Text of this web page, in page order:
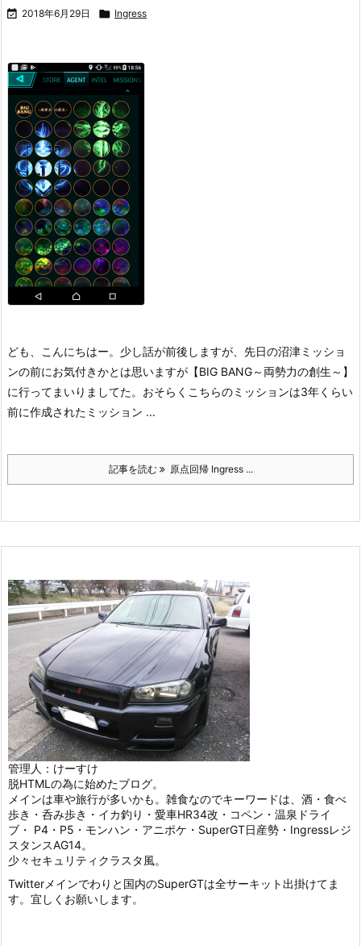
 2018年6月29日  Ingress
ども、こんにちはー。 少し話が前後しますが、先日の沼津ミッショ
ンの前にお気付きかとは思いますが【BIG BANG～両勢力の創生～】
に行ってまいりましてた。 おそらくこちらのミッションは3年くらい
前に作成されたミッション ...
記事を読む 原点回帰 Ingress ...
管理人：けーすけ
脱HTMLの為に始めたブログ。
メインは車や旅行が多いかも。雑食なのでキーワードは、酒・食べ
歩き・呑み歩き・イカ釣り・愛車HR34改・コペン・温泉ドライ
ブ・ P4・P5・モンハン・アニポケ・SuperGT日産勢・Ingressレジ
スタンスAG14。
少々セキュリティクラスタ風。
Twitterメインでわりと国内のSuperGTは全サーキット出掛けてま
す。宜しくお願いします。